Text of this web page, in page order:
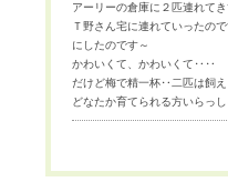
アーリーの倉庫に２匹連れてき
Ｔ野さん宅に連れていったの
にしたのです～
かわいくて、かわいくて‥‥
だけど梅で精一杯‥二匹は飼
どなたか育てられる方いらっ